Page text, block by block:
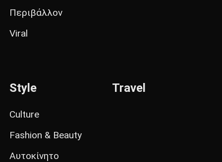
Περιβάλλον
Viral
Style
Culture
Fashion & Beauty
Αυτοκίνητο
Travel